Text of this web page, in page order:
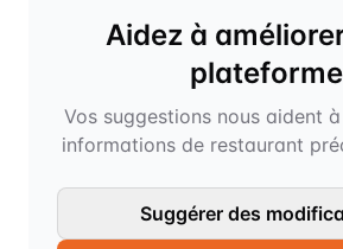
Aidez à
plateforme
Vos suggestions nous aident
informations de restaurant
Suggérer des